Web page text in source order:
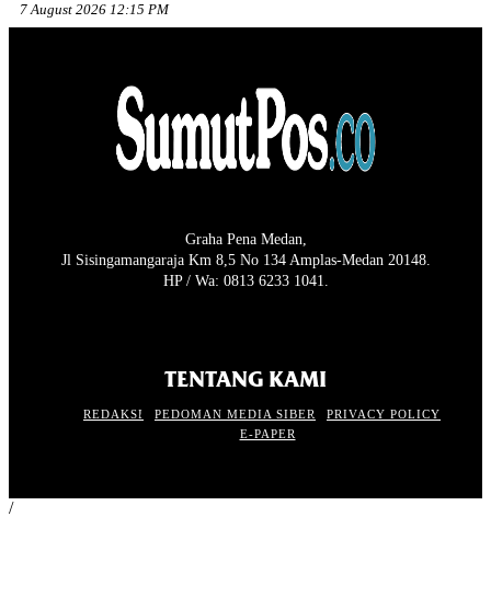
7 August 2026 12:15 PM
Graha Pena Medan,
Jl Sisingamangaraja Km 8,5 No 134 Amplas-Medan 20148.
HP / Wa: 0813 6233 1041.
TENTANG KAMI
REDAKSI PEDOMAN MEDIA SIBER
PRIVACY POLICY
E-PAPER
/